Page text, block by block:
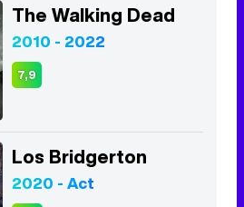
The Walking Dead
2010 - 2022
7,9
Los Bridgerton
2020 - Act